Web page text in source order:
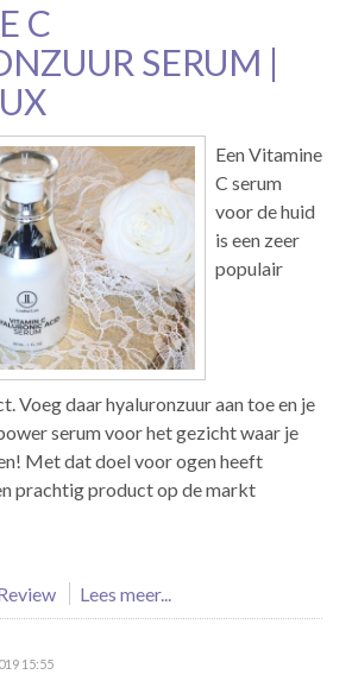
C
SERUM |
Een Vitamine
C serum
voor de huid
is een zeer
populair
Voeg daar hyaluronzuur aan toe en je
serum voor het gezicht waar je
Met dat doel voor ogen heeft
prachtig product op de markt
Lees meer...
15:55